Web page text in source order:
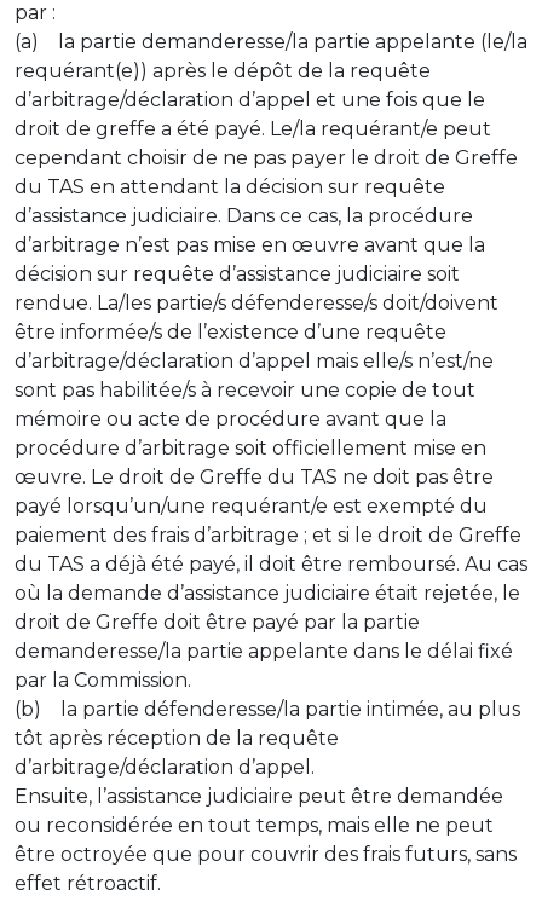
par :
(a) la partie demanderesse/la partie appelante (le/la
requérant(e)) après le dépôt de la requête
d’arbitrage/déclaration d’appel et une fois que le
droit de greffe a été payé. Le/la requérant/e peut
cependant choisir de ne pas payer le droit de Greffe
du TAS en attendant la décision sur requête
d’assistance judiciaire. Dans ce cas, la procédure
d’arbitrage n’est pas mise en œuvre avant que la
décision sur requête d’assistance judiciaire soit
rendue. La/les partie/s défenderesse/s doit/doivent
être informée/s de l’existence d’une requête
d’arbitrage/déclaration d’appel mais elle/s n’est/ne
sont pas habilitée/s à recevoir une copie de tout
mémoire ou acte de procédure avant que la
procédure d’arbitrage soit officiellement mise en
œuvre. Le droit de Greffe du TAS ne doit pas être
payé lorsqu’un/une requérant/e est exempté du
paiement des frais d’arbitrage ; et si le droit de Greffe
du TAS a déjà été payé, il doit être remboursé. Au cas
où la demande d’assistance judiciaire était rejetée, le
droit de Greffe doit être payé par la partie
demanderesse/la partie appelante dans le délai fixé
par la Commission.
(b) la partie défenderesse/la partie intimée, au plus
tôt après réception de la requête
d’arbitrage/déclaration d’appel.
Ensuite, l’assistance judiciaire peut être demandée
ou reconsidérée en tout temps, mais elle ne peut
être octroyée que pour couvrir des frais futurs, sans
effet rétroactif.